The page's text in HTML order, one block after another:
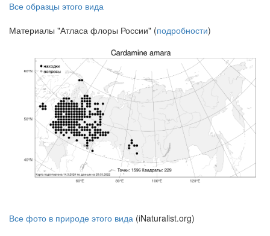
Все образцы этого вида
Материалы "Атласа флоры России" (подробности)
Все фото в природе этого вида (iNaturalist.org)